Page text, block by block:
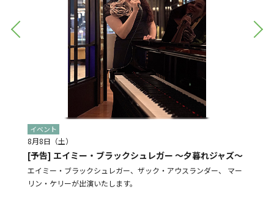
イベント
8月8日（土）
[予告] エイミー・ブラックシュレガー ～夕暮れジャズ～
エイミー・ブラックシュレガー、ザック・アウスランダー、 マー
リン・ケリーが出演いたします。